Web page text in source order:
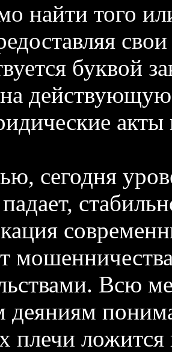
найти того
буквой
сегодня
Всю
деяниям
плечи